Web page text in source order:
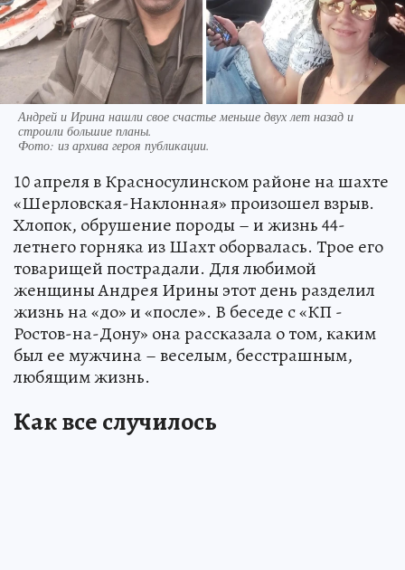
Андрей и Ирина нашли свое счастье меньше двух лет назад и
строили большие планы.
Фото: из архива героя публикации.
10 апреля в Красносулинском районе на шахте
«Шерловская-Наклонная» произошел взрыв.
Хлопок, обрушение породы – и жизнь 44-
летнего горняка из Шахт оборвалась. Трое его
товарищей пострадали. Для любимой
женщины Андрея Ирины этот день разделил
жизнь на «до» и «после». В беседе с «КП -
Ростов-на-Дону» она рассказала о том, каким
был ее мужчина – веселым, бесстрашным,
любящим жизнь.
Как все случилось